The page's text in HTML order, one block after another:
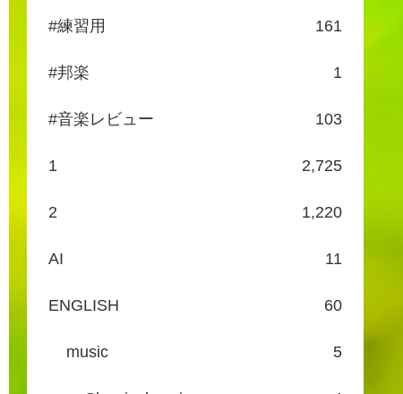
#練習用 161
#邦楽 1
#音楽レビュー 103
1 2,725
2 1,220
AI 11
ENGLISH 60
music 5